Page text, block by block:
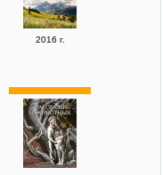
2016 г.